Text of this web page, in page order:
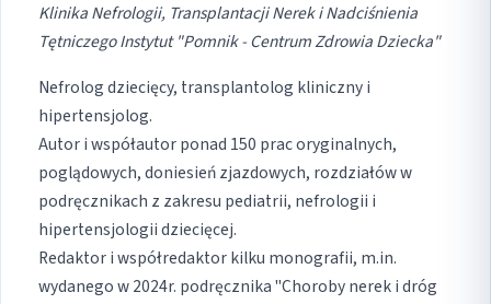
Klinika Nefrologii, Transplantacji Nerek i Nadciśnienia
TętniczegoInstytut "Pomnik - Centrum Zdrowia Dziecka"
Nefrolog dziecięcy, transplantolog kliniczny i
hipertensjolog.
Autor i współautor ponad 150 prac oryginalnych,
poglądowych, doniesień zjazdowych, rozdziałów w
podręcznikach z zakresu pediatrii, nefrologii i
hipertensjologii dziecięcej.
Redaktor i współredaktor kilku monografii, m.in.
wydanego w 2024r. podręcznika "Choroby nerek i dróg